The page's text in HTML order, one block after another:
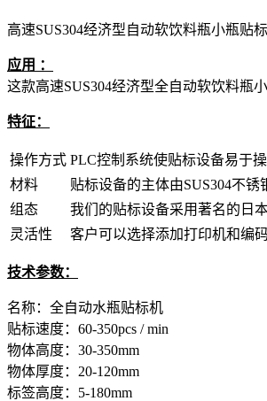
高速SUS304经济型自动软饮料瓶小瓶贴
应用 ：
这款高速SUS304经济型全自动软饮料瓶
特征：
操作方式 PLC控制系统使贴标设备易于
材料
贴标设备的主体由SUS304不锈
组态
我们的贴标设备采用著名的日
灵活性
客户可以选择添加打印机和编
技术参数：
名称：全自动水瓶贴标机
贴标速度：60-350pcs / min
物体高度：30-350mm
物体厚度：20-120mm
标签高度：5-180mm